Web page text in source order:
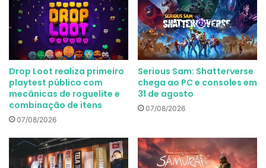
Drop Loot realiza primeiro
playtest público com
mecânicas de roguelite e
combinação de itens
07/08/2026
Serious Sam: Shatterverse
chega ao PC e consoles em
31 de agosto
07/08/2026